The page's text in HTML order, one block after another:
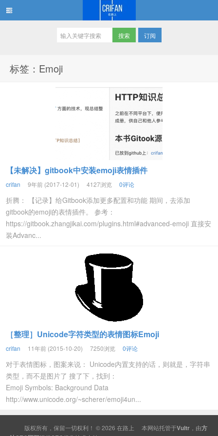
订阅
标签：Emoji
【未解决】gitbook中安装emoji表情插件
crifan 9年前 (2017-12-01) 4127浏览 0评论
折腾： 【记录】给Gitbook添加更多配置和功能 期间，去添加
gitbook的emoji的表情插件。 参考：
https://gitbook.zhangjikai.com/plugins.html#advanced-emoji 直接安
装Advanc...
［整理］Unicode字符类型的表情图标Emoji
crifan 11年前 (2015-10-20) 7250浏览 0评论
对于表情图标，图案来说： Unicode内置支持的话，则就是，字符串
类型，而不是图片了 搜了下，找到：
Emoji Symbols: Background Data
http://www.unicode.org/~scherer/emoji4un...
版权所有，保留一切权利！ © 2026 在路上 本网站托管于Vultr ，由方